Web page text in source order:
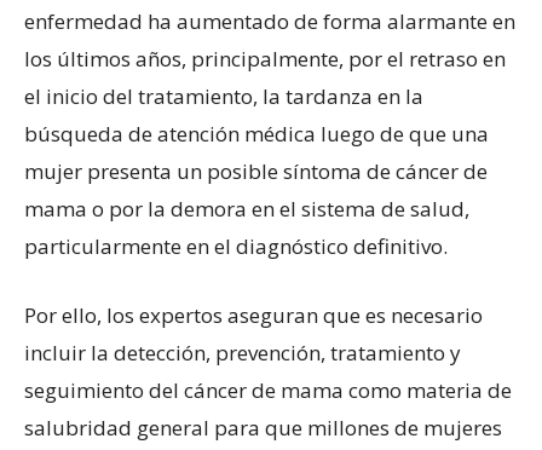
enfermedad ha aumentado de forma alarmante en
los últimos años, principalmente, por el retraso en
el inicio del tratamiento, la tardanza en la
búsqueda de atención médica luego de que una
mujer presenta un posible síntoma de cáncer de
mama o por la demora en el sistema de salud,
particularmente en el diagnóstico definitivo.
Por ello, los expertos aseguran que es necesario
incluir la detección, prevención, tratamiento y
seguimiento del cáncer de mama como materia de
salubridad general para que millones de mujeres